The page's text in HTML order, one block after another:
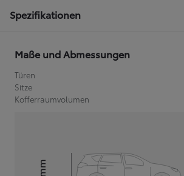
Spezifikationen
Maße und Abmessungen
Türen
Sitze
Kofferraumvolumen
mm